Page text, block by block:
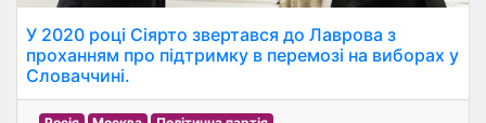
У 2020 році Сіярто звертався до Лаврова з
проханням про підтримку в перемозі на виборах у
Словаччині.